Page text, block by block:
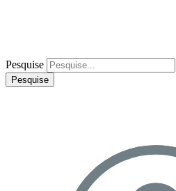
Pesquise
Pesquise